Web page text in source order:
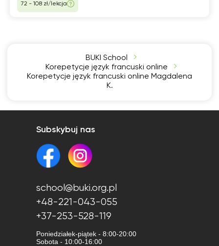
72 - 108 zł/lekcja
BUKI School
Korepetycje język francuski online
Korepetycje język francuski online Magdalena
K.
Subskybuj nas
school@buki.org.pl
+48-221-043-055
+37-253-528-119
Poniedziałek-piątek - 8:00-20:00
Sobota - 10:00-16:00